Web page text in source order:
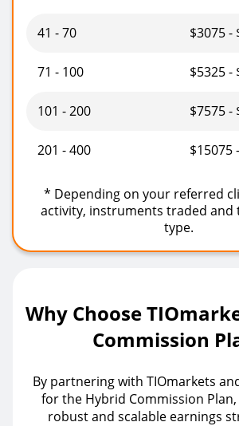
41 - 70 $3075 -
71 - 100 $5325 -
101 - 200 $7575 -
201 - 400 $15075
* Depending on your referred
activity, instruments traded and
type.
Why Choose
Commission
By partnering with TIOmarkets
for the Hybrid Commission
robust and scalable earnings